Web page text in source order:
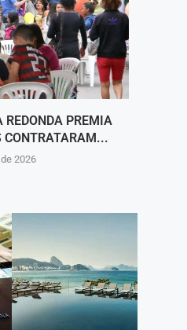
REDONDA PREMIA
CONTRATARAM...
2026